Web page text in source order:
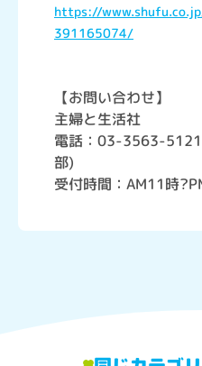
https://
391165074/
【お問い合わせ】
主婦と生活社
電話：03-3563-5121
部)
受付時間：AM11時